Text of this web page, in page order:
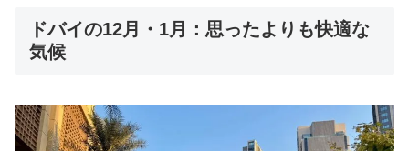
ドバイの12月・1月：思ったよりも快適な
気候